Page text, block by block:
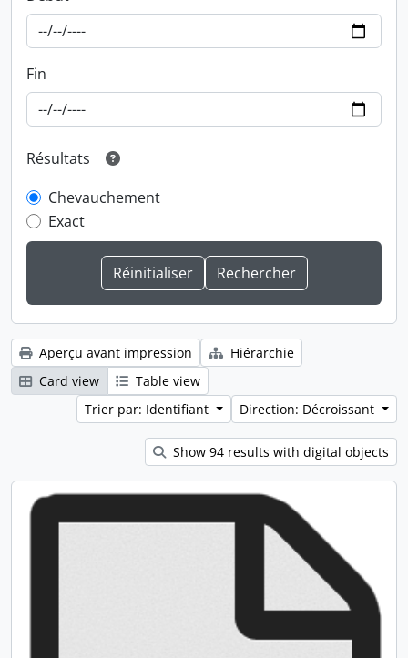
Fin
Résultats
Chevauchement
Exact
Aperçu avant impression
Hiérarchie
Card view
Table view
Trier par: Identifiant
Direction: Décroissant
Show 94 results with digital objects